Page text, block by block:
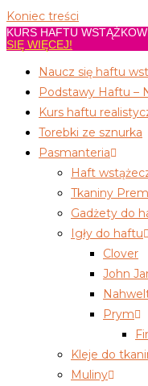
Koniec treści
KURS HAFTU
SIĘ WIĘCEJ!
Naucz się haftu
Podstawy Haftu –
Kurs haftu
Torebki ze sznurka
Pasmanteria
Haft
Tkaniny
Gadżety do
Igły do haftu
Clover
John
Prym
Kleje do
Muliny